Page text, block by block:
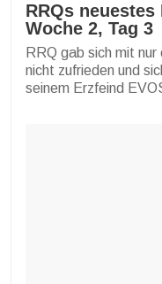
RRQs neuestes
Woche 2, Tag 3
RRQ gab sich mit
nicht zufrieden und
seinem Erzfeind